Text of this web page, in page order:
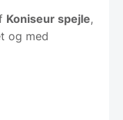
Koniseur spejle,
og med